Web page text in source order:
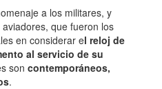
a los militares, y
que fueron los
en considerar el reloj de
al servicio de su
son contemporáneos,
.